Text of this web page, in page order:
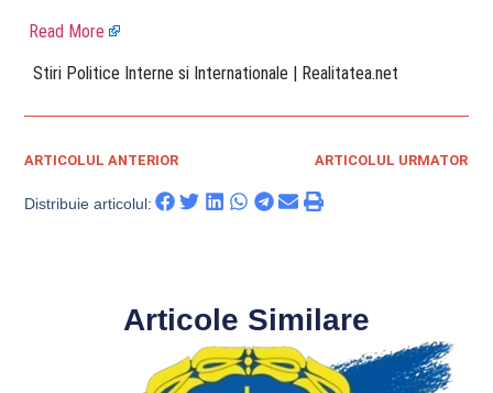
Read More
​ Stiri Politice Interne si Internationale | Realitatea.net
ARTICOLUL ANTERIOR ARTICOLUL URMATOR
Distribuie articolul:
Articole Similare